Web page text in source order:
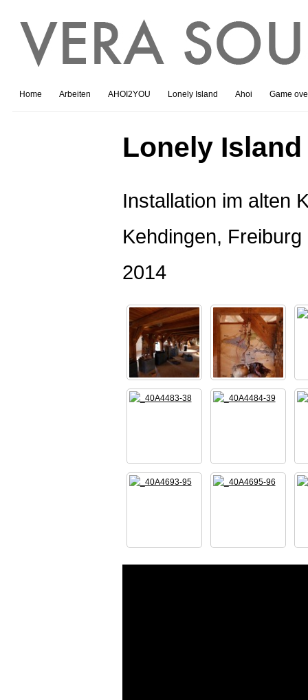
Home Arbeiten AHOI2YOU Lonely Island Ahoi Game
Lonely Island
Installation im alten
Kehdingen,
2014